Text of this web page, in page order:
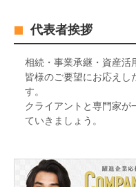
代表者挨拶
相続・事業承継・資産活
皆様のご要望にお応えし
す。
クライアントと専門家が
ていきましょう。